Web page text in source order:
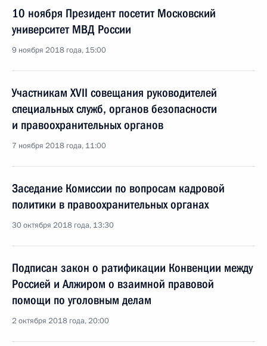
10 ноября Президент посетит Московский
университет МВД России
9 ноября 2018 года, 15:00
Участникам XVII совещания руководителей
специальных служб, органов безопасности
и правоохранительных органов
7 ноября 2018 года, 11:00
Заседание Комиссии по вопросам кадровой
политики в правоохранительных органах
30 октября 2018 года, 13:30
Подписан закон о ратификации Конвенции между
Россией и Алжиром о взаимной правовой
помощи по уголовным делам
2 октября 2018 года, 20:00